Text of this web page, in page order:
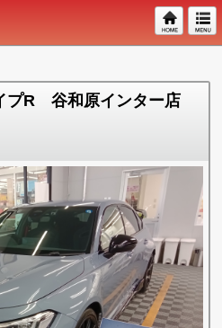
プR 谷和原インター店